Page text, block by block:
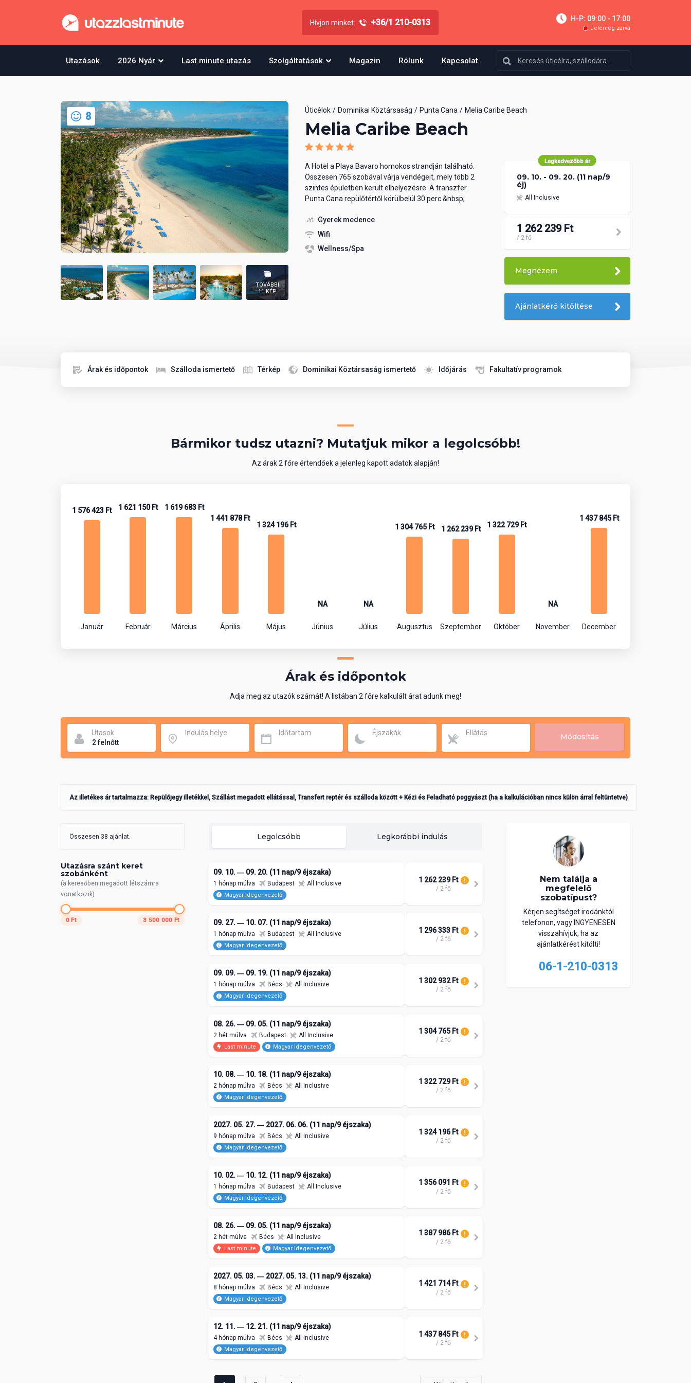
Hívjon minket: +36/1 210-0313 H-P: 09:00 - 17:00
Jelenleg zárva
Utazások 2026 Nyár Last minute utazás Szolgáltatások Magazin Rólunk Kapcsolat
8
TOVÁBBI
11 KÉP
Úticélok Dominikai Köztársaság Punta Cana Melia Caribe Beach
Melia Caribe Beach
A Hotel a Playa Bavaro homokos strandján található.
Összesen 765 szobával várja vendégeit, mely több 2
szintes épületben került elhelyezésre. A transzfer
Punta Cana repülőtértől körülbelül 30 perc.&nbsp;
Gyerek medence
Wifi
Wellness/Spa
Legkedvezőbb ár
09. 10. - 09. 20. (11 nap/9
éj)
All Inclusive
1 262 239 Ft
/ 2 fő
Megnézem
Ajánlatkérő kitöltése
Árak és időpontok Szálloda ismertető Térkép Dominikai Köztársaság ismertető Időjárás Fakultatív programok
Bármikor tudsz utazni? Mutatjuk mikor a legolcsóbb!
Az árak 2 főre értendőek a jelenleg kapott adatok alapján!
1 576 423 Ft
Január
1 621 150 Ft
Február
1 619 683 Ft
Március
1 441 878 Ft
Április
1 324 196 Ft
Május
NA
Június
NA
Július
1 304 765 Ft
Augusztus
1 262 239 Ft
Szeptember
1 322 729 Ft
Október
NA
November
1 437 845 Ft
December
Árak és időpontok
Adja meg az utazók számát! A listában 2 főre kalkulált árat adunk meg!
Utasok Indulás helye Időtartam Éjszakák Ellátás Módosítás
Az illetékes ár tartalmazza: Repülőjegy illetékkel, Szállást megadott ellátással, Transfert reptér és szálloda között + Kézi és Feladható poggyászt (ha a kalkulációban nincs külön árral feltüntetve)
Összesen 38 ajánlat.
Utazásra szánt keret
szobánként
(a keresőben megadott létszámra
vonatkozik)
0 Ft 3 500 000 Ft
Legolcsóbb Legkorábbi indulás
09. 10. ― 09. 20. (11 nap/9 éjszaka)
1 hónap múlva Budapest All Inclusive
Magyar Idegenvezető
1 262 239 Ft
/ 2 fő
09. 27. ― 10. 07. (11 nap/9 éjszaka)
1 hónap múlva Budapest All Inclusive
Magyar Idegenvezető
1 296 333 Ft
/ 2 fő
09. 09. ― 09. 19. (11 nap/9 éjszaka)
1 hónap múlva Bécs All Inclusive
Magyar Idegenvezető
1 302 932 Ft
/ 2 fő
08. 26. ― 09. 05. (11 nap/9 éjszaka)
2 hét múlva Budapest All Inclusive
Last minute Magyar Idegenvezető
1 304 765 Ft
/ 2 fő
10. 08. ― 10. 18. (11 nap/9 éjszaka)
2 hónap múlva Bécs All Inclusive
Magyar Idegenvezető
1 322 729 Ft
/ 2 fő
2027. 05. 27. ― 2027. 06. 06. (11 nap/9 éjszaka)
9 hónap múlva Bécs All Inclusive
Magyar Idegenvezető
1 324 196 Ft
/ 2 fő
10. 02. ― 10. 12. (11 nap/9 éjszaka)
1 hónap múlva Budapest All Inclusive
Magyar Idegenvezető
1 356 091 Ft
/ 2 fő
08. 26. ― 09. 05. (11 nap/9 éjszaka)
2 hét múlva Bécs All Inclusive
Last minute Magyar Idegenvezető
1 387 986 Ft
/ 2 fő
2027. 05. 03. ― 2027. 05. 13. (11 nap/9 éjszaka)
8 hónap múlva Bécs All Inclusive
Magyar Idegenvezető
1 421 714 Ft
/ 2 fő
12. 11. ― 12. 21. (11 nap/9 éjszaka)
4 hónap múlva Bécs All Inclusive
Magyar Idegenvezető
1 437 845 Ft
/ 2 fő
Nem találja a
megfelelő
szobatípust?
Kérjen segítséget irodánktól
telefonon, vagy INGYENESEN
visszahívjuk, ha az
ajánlatkérést kitölti!
06-1-210-0313